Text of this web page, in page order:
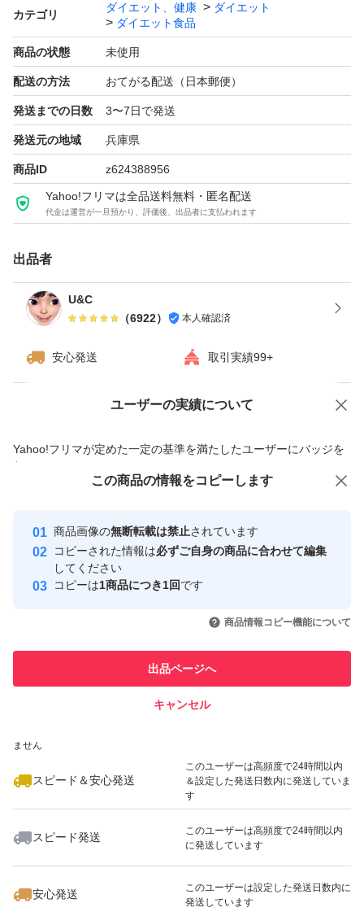
刃物を使用する場合はご注意ください。
プロテイン
筋トレ
ジム
ダイエット
ビーレジェンド
トレーニング
おうちトレーニング
スリムボディ
エクササイズ
n12
4.7.
カテゴリ
ダイエット、健康
ダイエット
ダイエット食品
商品の状態 未使用
配送の方法 おてがる配送（日本郵便）
発送までの日数 3〜7日で発送
発送元の地域 兵庫県
商品ID z624388956
Yahoo!フリマは全品送料無料・匿名配送
代金は運営が一旦預かり、評価後、出品者に支払われます
出品者
U&C
（6922） 本人確認済
安心発送 取引実績99+
ユーザーの実績について
Yahoo!フリマが定めた一定の基準を満たしたユーザーにバッジを
付与しています
安心取引出品者
心・安全なユーザーです
取引実績
引を完了させた実績があります
での取引実績があります
ません
スピード＆安心発送
このユーザーは高頻度で24時間以内
＆設定した発送日数内に発送していま
す
スピード発送
このユーザーは高頻度で24時間以内
に発送しています
安心発送
このユーザーは設定した発送日数内に
発送しています
価格の相談 商品への質問
この商品の情報をコピーします
商品画像の無断転載は禁止されています
コピーされた情報は必ずご自身の商品に合わせて編集
してください
コピーは1商品につき1回です
商品情報コピー機能について
出品ページへ
キャンセル
この商品をみている人にオススメ
いいね！
5,199